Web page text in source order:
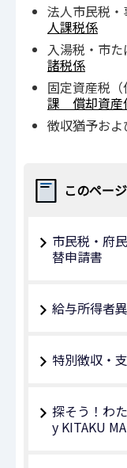
法人市民税
人課税係
入湯税・市
諸税係
固定資産税
課 償却資産
徴収猶予お
このペー
市民税・府
替申請書
給与所得者
特別徴収・
探そう！わ
y KITAKU